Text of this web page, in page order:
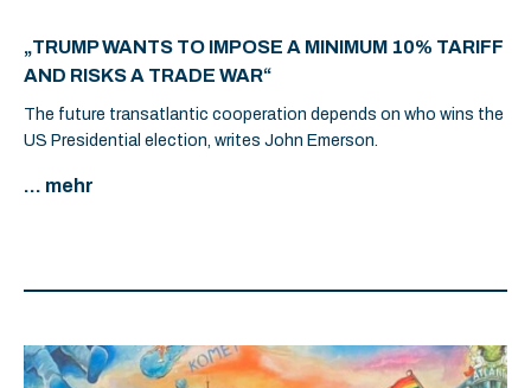
„TRUMP WANTS TO IMPOSE A MINIMUM 10% TARIFF
AND RISKS A TRADE WAR“
The future transatlantic cooperation depends on who wins the
US Presidential election, writes John Emerson.
... mehr